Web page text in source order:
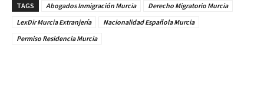
TAGS Abogados Inmigración Murcia
Derecho Migratorio Murcia
LexDir Murcia Extranjería
Nacionalidad Española Murcia
Permiso Residencia Murcia